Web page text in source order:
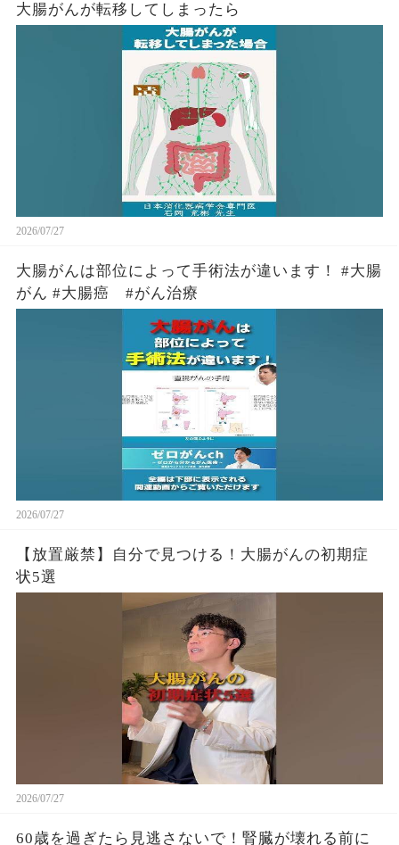
大腸がんが転移してしまったら
2026/07/27
大腸がんは部位によって手術法が違います！ #大腸
がん #大腸癌 #がん治療
2026/07/27
【放置厳禁】自分で見つける！大腸がんの初期症
状5選
2026/07/27
60歳を過ぎたら見逃さないで！腎臓が壊れる前に